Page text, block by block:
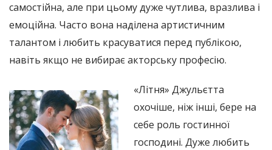
самостійна, але при цьому дуже чутлива, вразлива і
емоційна. Часто вона наділена артистичним
талантом і любить красуватися перед публікою,
навіть якщо не вибирає акторську професію.
«Літня» Джульєтта
охочіше, ніж інші, бере на
себе роль гостинної
господині. Дуже любить